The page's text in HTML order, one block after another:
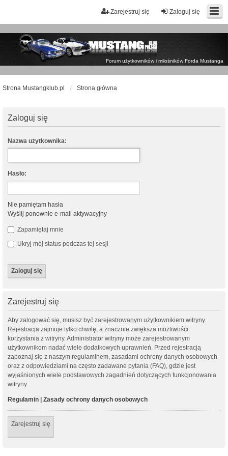
Zaloguj się
Zarejestruj się
Forum użytkowników i miłośników Forda Mustanga
Strona Mustangklub.pl Strona główna
Zaloguj się
Nazwa użytkownika:
Hasło:
Nie pamiętam hasła
Wyślij ponownie e-mail aktywacyjny
Zapamiętaj mnie
Ukryj mój status podczas tej sesji
Zarejestruj się
Aby zalogować się, musisz być zarejestrowanym użytkownikiem witryny.
Rejestracja zajmuje tylko chwilę, a znacznie zwiększa możliwości
korzystania z witryny. Administrator witryny może zarejestrowanym
użytkownikom nadać wiele dodatkowych uprawnień. Przed rejestracją
zapoznaj się z naszym regulaminem, zasadami ochrony danych osobowych
oraz z odpowiedziami na często zadawane pytania (FAQ), gdzie jest
wyjaśnionych wiele podstawowych zagadnień dotyczących funkcjonowania
witryny.
Regulamin | Zasady ochrony danych osobowych
Zarejestruj się